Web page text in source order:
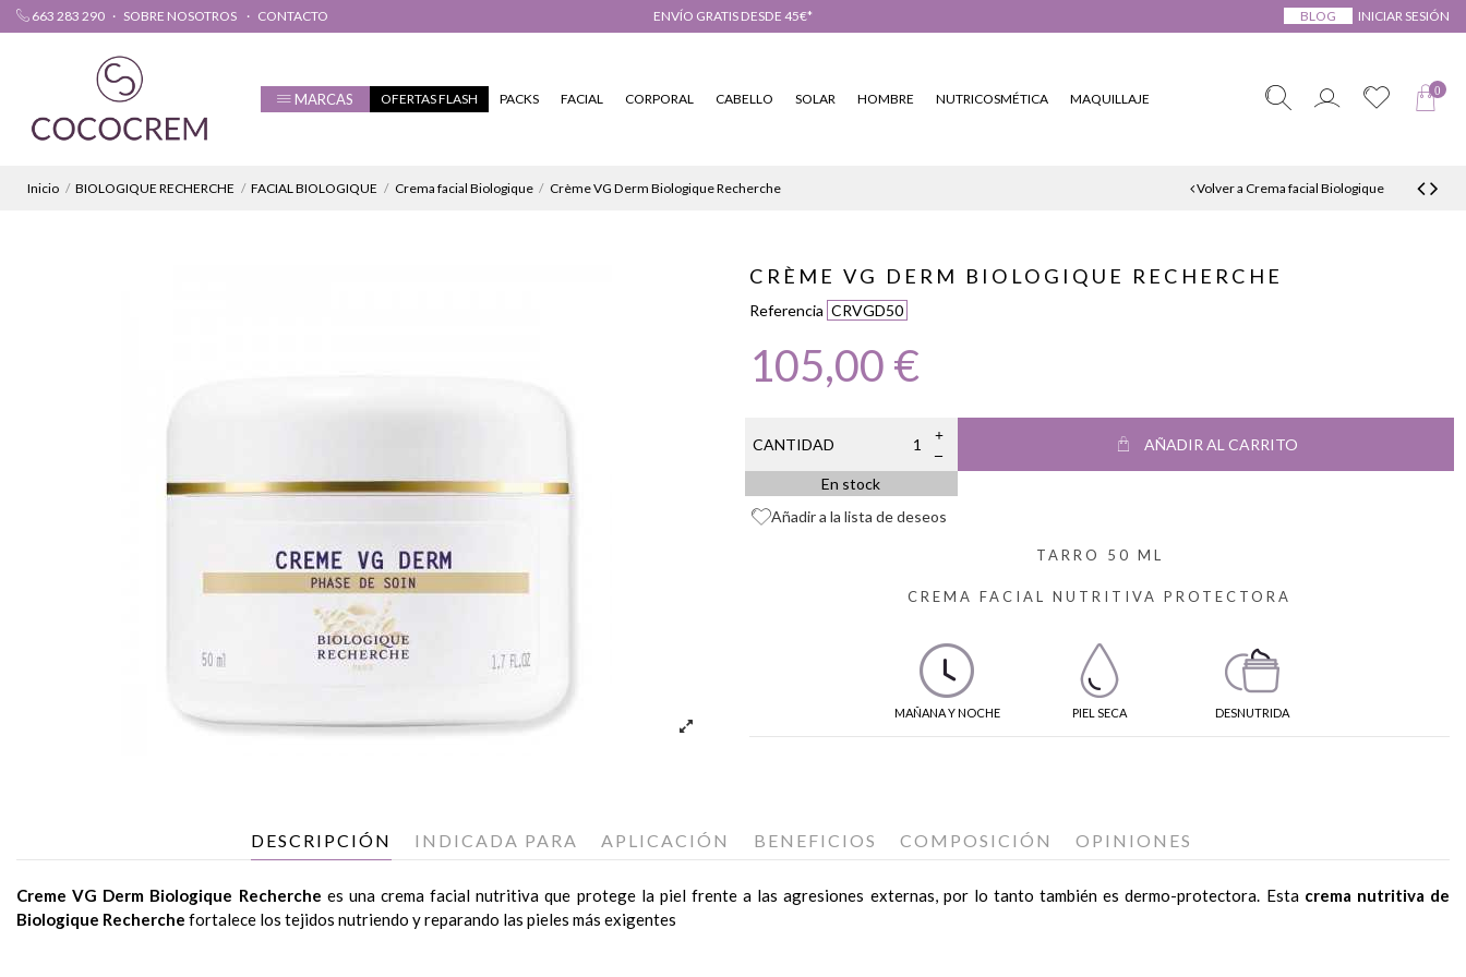
663 283 290 SOBRE NOSOTROS CONTACTO ENVÍO GRATIS DESDE 45€* BLOG INICIAR SESIÓN
MARCAS OFERTAS FLASH PACKS FACIAL CORPORAL CABELLO SOLAR HOMBRE NUTRICOSMÉTICA MAQUILLAJE
0
Inicio BIOLOGIQUE RECHERCHE FACIAL BIOLOGIQUE Crema facial Biologique Crème VG Derm Biologique Recherche Volver a Crema facial Biologique
CRÈME VG DERM BIOLOGIQUE RECHERCHE
Referencia CRVGD50
105,00 €
CANTIDAD AÑADIR AL CARRITO
En stock
Añadir a la lista de deseos
TARRO 50 ML
CREMA FACIAL NUTRITIVA PROTECTORA
MAÑANA Y NOCHE PIEL SECA DESNUTRIDA
DESCRIPCIÓN INDICADA PARA APLICACIÓN BENEFICIOS COMPOSICIÓN OPINIONES
Creme VG Derm Biologique Recherche es una crema facial nutritiva que protege la piel frente a las agresiones externas, por lo tanto también es dermo-protectora. Esta crema nutritiva de
Biologique Recherche fortalece los tejidos nutriendo y reparando las pieles más exigentes